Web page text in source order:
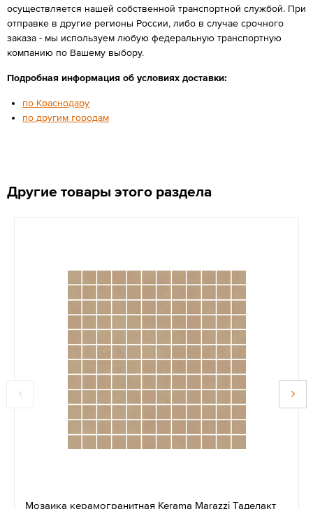
осуществляется нашей собственной транспортной службой. При
отправке в другие регионы России, либо в случае срочного
заказа - мы используем любую федеральную транспортную
компанию по Вашему выбору.
Подробная информация об условиях доставки:
по Краснодару
по другим городам
Другие товары этого раздела
Мозаика керамогранитная Kerama Marazzi Таделакт